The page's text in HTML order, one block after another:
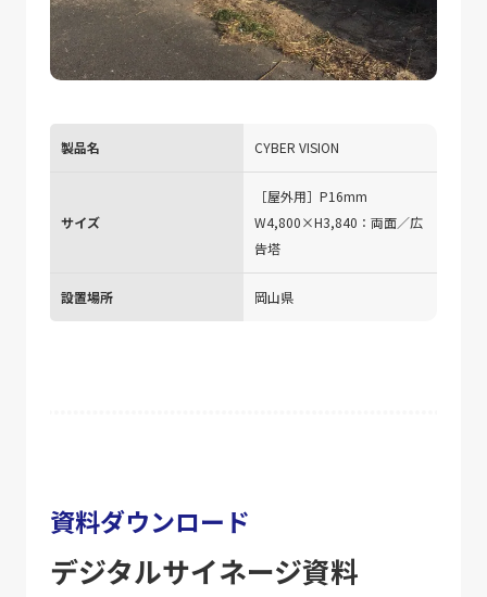
製品名 CYBER VISION
サイズ
［屋外用］P16mm
W4,800×H3,840：両面／広
告塔
設置場所 岡山県
資料ダウンロード
デジタルサイネージ資料